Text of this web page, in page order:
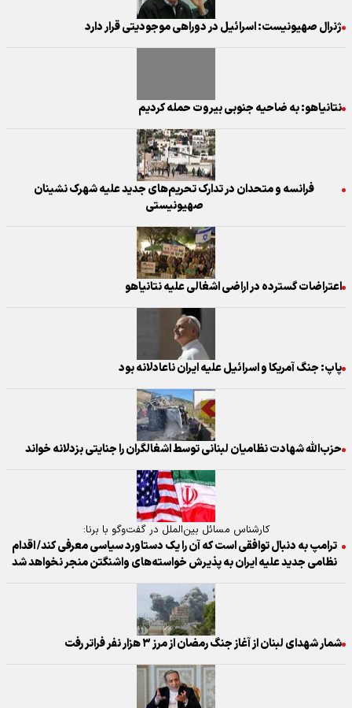
ژنرال صهیونیست: اسرائیل در دوراهی موجودیتی قرار دارد
نتانیاهو: به ضاحیه جنوبی بیروت حمله کردیم
فرانسه و متحدان در تدارک تحریم‌های جدید علیه شهرک نشینان
صهیونیستی
اعتراضات گسترده در اراضی اشغالی علیه نتانیاهو
پاپ: جنگ آمریکا و اسرائیل علیه ایران ناعادلانه بود
حزب‌الله شهادت نظامیان لبنانی توسط اشغالگران را جنایتی بزدلانه خواند
کارشناس مسائل بین‌الملل در گفت‌وگو با برنا:
ترامپ به دنبال توافقی است که آن را یک دستاورد سیاسی معرفی کند/ اقدام
نظامی جدید علیه ایران به پذیرش خواسته‌های واشنگتن منجر نخواهد شد
شمار شهدای لبنان از آغاز جنگ رمضان از مرز ۳ هزار نفر فراتر رفت